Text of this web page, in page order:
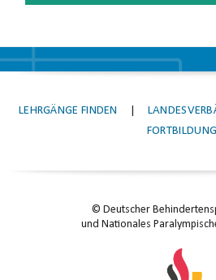
LEHRGÄNGE FINDEN
FORTBILDUNG
© Deutscher
und Nationales